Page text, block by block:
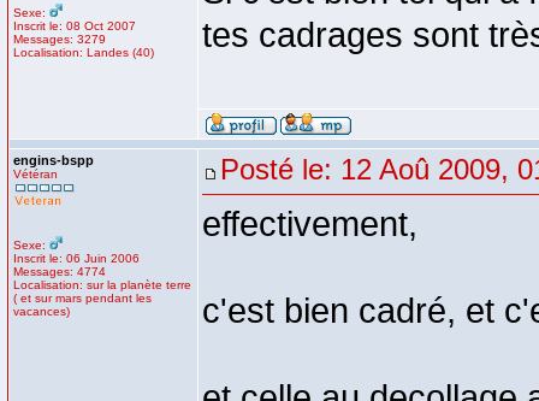
Sexe:
Inscrit le: 08 Oct 2007
Messages: 3279
Localisation: Landes (40)
tes cadrages sont
engins-bspp
Vétéran
Sexe:
Inscrit le: 06 Juin 2006
Messages: 4774
Localisation: sur la planète terre
( et sur mars pendant les
vacances)
Posté le: 12 Aoû 2009,
effectivement,
c'est bien cadré, et